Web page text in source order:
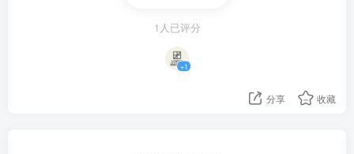
1人已评分
+1
分享 收藏